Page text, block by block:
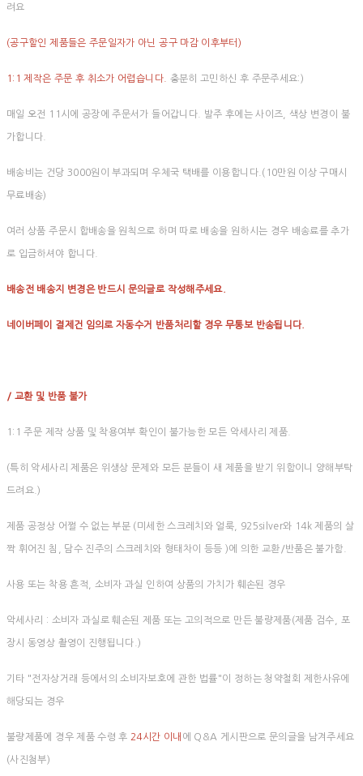
려요
(공구할인 제품들은 주문일자가 아닌 공구 마감 이후부터)
1:1 제작은 주문 후 취소가 어렵습니다. 충분히 고민하신 후 주문주세요:)
매일 오전 11시에 공장에 주문서가 들어갑니다. 발주 후에는 사이즈, 색상 변경이 불
가합니다.
배송비는 건당 3000원이 부과되며 우체국 택배를 이용합니다.(10만원 이상 구매시
무료배송)
여러 상품 주문시 합배송을 원칙으로 하며 따로 배송을 원하시는 경우 배송료를 추가
로 입금하셔야 합니다.
배송전 배송지 변경은 반드시 문의글로 작성해주세요.
네이버페이 결제건 임의로 자동수거 반품처리할 경우 무통보 반송됩니다.
/ 교환 및 반품 불가
1:1 주문 제작 상품 및 착용여부 확인이 불가능한 모든 악세사리 제품.
(특히 악세사리 제품은 위생상 문제와 모든 분들이 새 제품을 받기 위함이니 양해부탁
드려요.)
제품 공정상 어쩔 수 없는 부분 (미세한 스크레치와 얼룩, 925silver와 14k 제품의 살
짝 휘어진 침, 담수 진주의 스크레치와 형태차이 등등 )에 의한 교환/반품은 불가함.
사용 또는 착용 흔적, 소비자 과실 인하여 상품의 가치가 훼손된 경우
악세사리 : 소비자 과실로 훼손된 제품 또는 고의적으로 만든 불량제품(제품 검수, 포
장시 동영상 촬영이 진행됩니다.)
기타 "전자상거래 등에서의 소비자보호에 관한 법률"이 정하는 청약철회 제한사유에
해당되는 경우
불량제품에 경우 제품 수령 후 24시간 이내 에 Q&A 게시판으로 문의글을 남겨주세요
(사진첨부)